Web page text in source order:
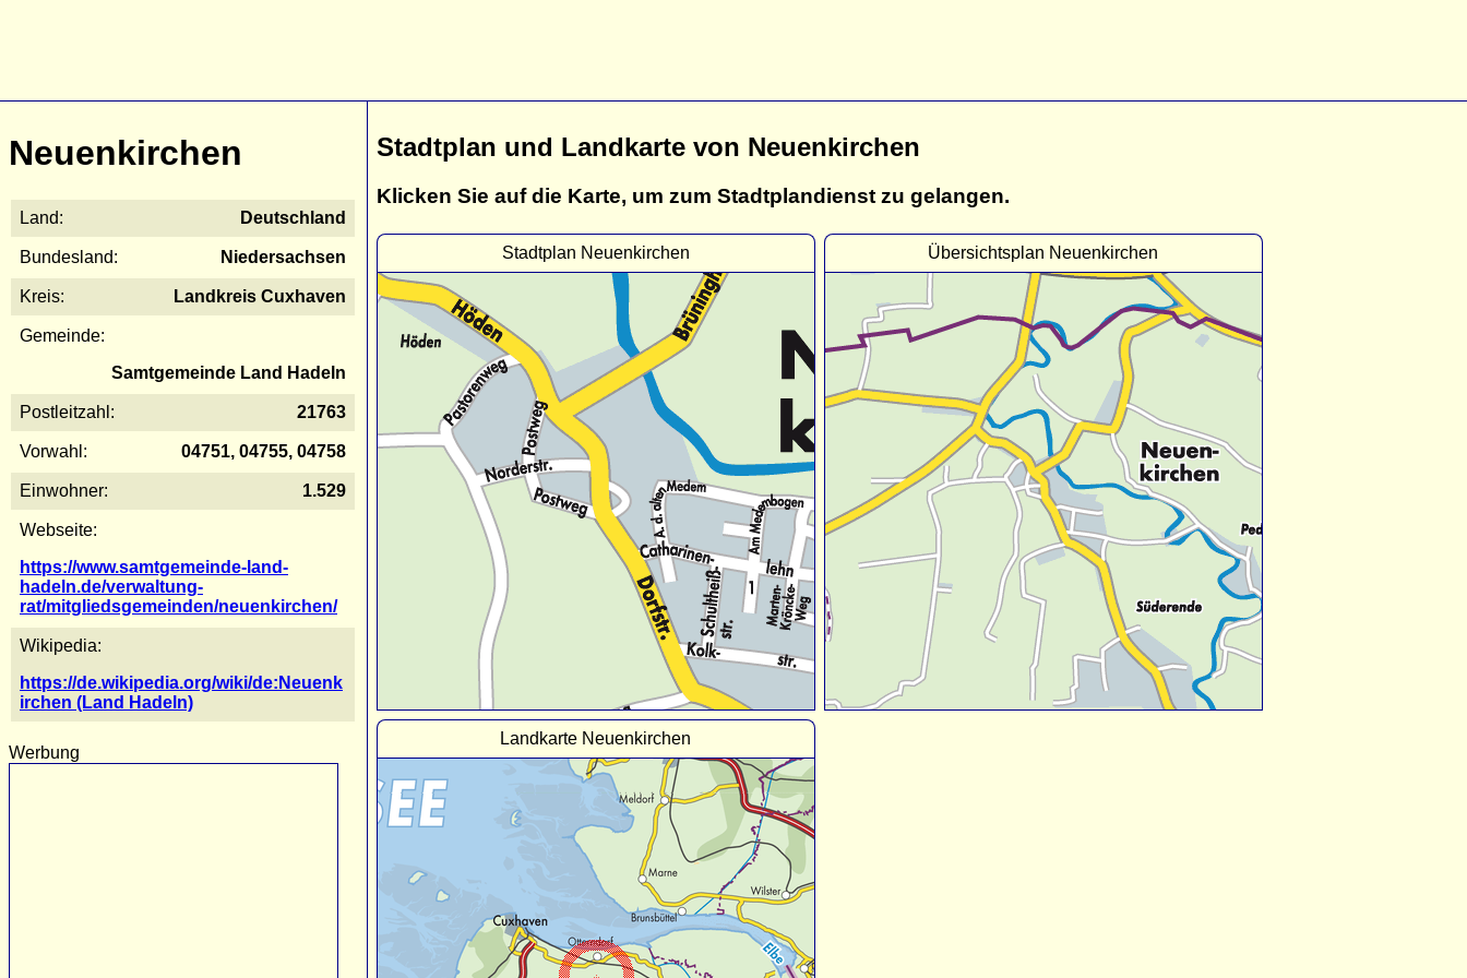
Neuenkirchen
Land: Deutschland
Bundesland: Niedersachsen
Kreis: Landkreis Cuxhaven
Gemeinde:
Samtgemeinde Land Hadeln
Postleitzahl: 21763
Vorwahl: 04751, 04755, 04758
Einwohner: 1.529
Webseite:
https://www.samtgemeinde-land-
hadeln.de/verwaltung-
rat/mitgliedsgemeinden/neuenkirchen/
Wikipedia:
https://de.wikipedia.org/wiki/de:Neuenk
irchen (Land Hadeln)
Werbung
Stadtplan und Landkarte von Neuenkirchen
Klicken Sie auf die Karte, um zum Stadtplandienst zu gelangen.
Stadtplan Neuenkirchen Übersichtsplan Neuenkirchen
Landkarte Neuenkirchen